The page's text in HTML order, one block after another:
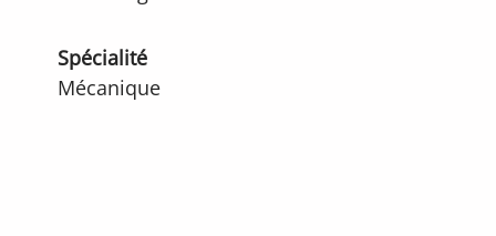
Spécialité
Mécanique